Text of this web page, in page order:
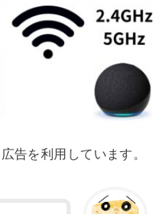
告を利用しています。